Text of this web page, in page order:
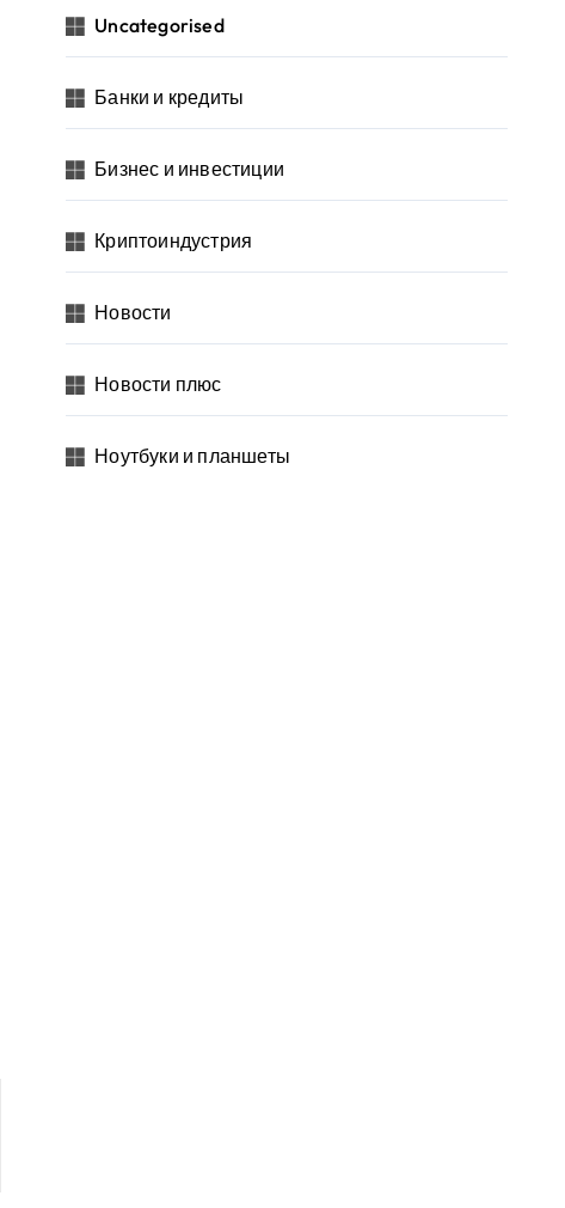
Uncategorised
Банки и кредиты
Бизнес и инвестиции
Криптоиндустрия
Новости
Новости плюс
Ноутбуки и планшеты